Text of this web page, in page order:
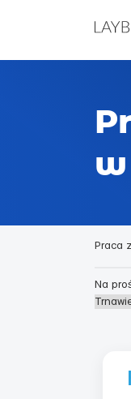
Praca
Na